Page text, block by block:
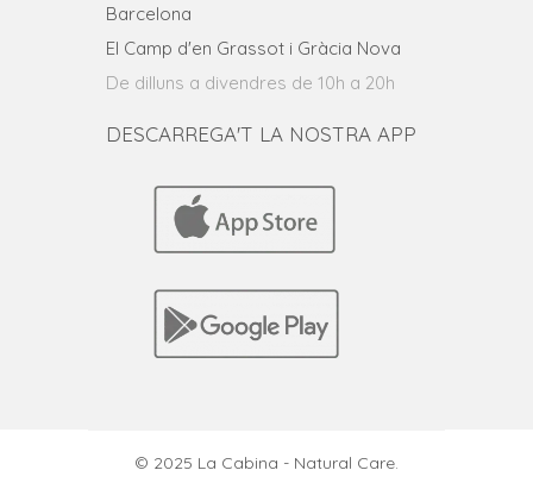
Barcelona
El Camp d'en Grassot i Gràcia Nova
De dilluns a divendres de 10h a 20h
DESCARREGA'T LA NOSTRA APP
© 2025 La Cabina - Natural Care.